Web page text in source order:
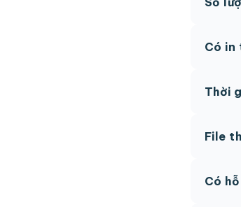
Có in
thức.
Thời
hệ để
File
phí.
Có